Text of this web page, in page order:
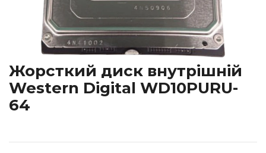
Жорсткий диск внутрішній
Western Digital WD10PURU-
64